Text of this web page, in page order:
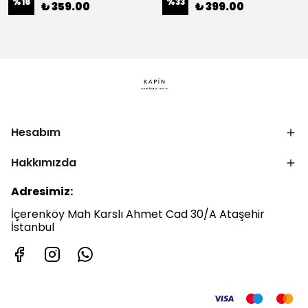
₺ 359.00 ₺ 399.00
Hesabım
Hakkımızda
Adresimiz:
İçerenköy Mah Karslı Ahmet Cad 30/A Ataşehir
İstanbul